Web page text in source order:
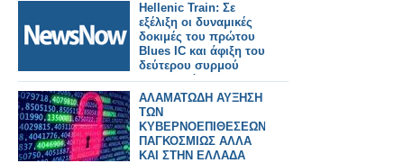
Hellenic Train: Σε
εξέλιξη οι δυναμικές
δοκιμές του πρώτου
Blues IC και άφιξη του
δεύτερου συρμού
στην Ελλάδα.
ΑΛΑΜΑΤΩΔΗ ΑΥΞΗΣΗ
ΤΩΝ
ΚΥΒΕΡΝΟΕΠΙΘΕΣΕΩΝ
ΠΑΓΚΟΣΜΙΩΣ ΑΛΛΑ
ΚΑΙ ΣΤΗΝ ΕΛΛΑΔΑ